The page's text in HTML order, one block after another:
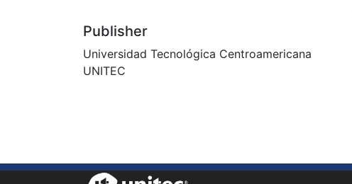
Publisher
Universidad Tecnológica Centroamericana
UNITEC